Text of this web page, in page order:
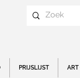
PRIJSLIJST ART